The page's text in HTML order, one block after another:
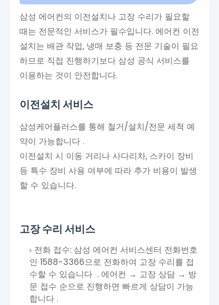
삼성 에어컨의 이전설치나 고장 수리가 필요할
때는 전문적인 서비스가 필수입니다. 에어컨 이전
설치는 배관 작업, 냉매 보충 등 전문 기술이 필요
하므로 직접 진행하기보다 삼성 공식 서비스를
이용하는 것이 안전합니다.
이전설치 서비스
삼성케어플러스를 통해 철거/설치/전문 세척 예
약이 가능합니다 .
이전설치 시 이동 거리나 사다리차, 스카이 장비
등 특수 장비 사용 여부에 따라 추가 비용이 발생
할 수 있습니다.
고장 수리 서비스
전화 접수: 삼성 에어컨 서비스센터 전화번호
인 1588-3366으로 전화하여 고장 수리를 접
수할 수 있습니다 . 에어컨 → 고장 상담 → 방
문 접수 순으로 진행하면 빠르게 상담이 가능
합니다 .